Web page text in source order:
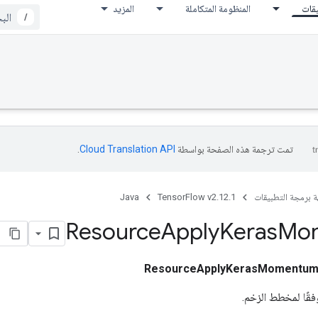
المنظومة المتكاملة المزيد
/
تمت ترجمة هذه الصفحة بواسطة Cloud Translation API‏
برمجة التطبيقات TensorFlow v2.12.1
Java
ResourceApplyKeras
ResourceApplyKerasMomentum